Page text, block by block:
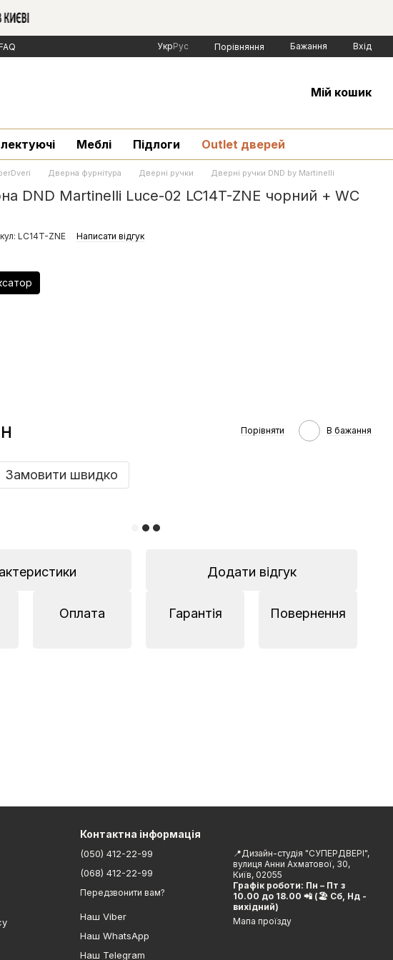
УкрРус Порівняння Бажання Вхід
Мій кошик
Меблі Підлоги Outlet дверей
Дверна фурнітура Дверні ручки Дверні ручки DND by Martinelli
DND Martinelli Luce-02 LC14T-ZNE чорний + WC
LC14T-ZNE Написати відгук
Порівняти В бажання
Замовити швидко
Додати відгук
Оплата Гарантія Повернення
Контактна інформація
(050) 412-22-99
(068) 412-22-99
Передзвонити вам?
Наш Viber
Наш WhatsApp
Наш Telegram
📍Дизайн-студія "СУПЕРДВЕРІ",
вулиця Анни Ахматової, 30,
Київ, 02055
Графік роботи: Пн – Пт з
10.00 до 18.00 📲 (🏖 Сб, Нд -
вихідний)
Мапа проїзду